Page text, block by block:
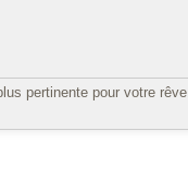
pertinente pour votre rêve.